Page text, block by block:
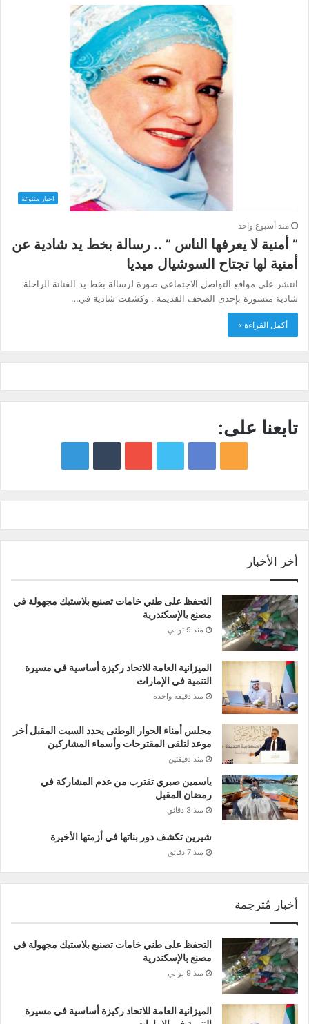
اخبار متنوعة
منذ أسبوع واحد
” أمنية لا يعرفها الناس ” .. رسالة بخط يد شادية عن
أمنية لها تجتاح السوشيال ميديا
انتشر على مواقع التواصل الاجتماعي صورة لرسالة بخط يد الفنانة الراحلة
شادية منشورة بإحدى الصحف القديمة . وكشفت شادية في…
أكمل القراءة »
تابعنا على:
أخر الأخبار
التحفظ على طني خامات تصنيع بلاستيك مجهولة في
مصنع بالإسكندرية
منذ 9 ثواني
الميزانية العامة للاتحاد ركيزة أساسية في مسيرة
التنمية في الإمارات
منذ دقيقة واحدة
مجلس أمناء الحوار الوطنى يحدد السبت المقبل أخر
موعد لتلقى المقترحات وأسماء المشاركين
منذ دقيقتين
ياسمين صبري تقترب من عدم المشاركة في
رمضان المقبل
منذ 3 دقائق
شيرين تكشف دور بناتها في أزمتها الأخيرة
منذ 7 دقائق
أخبار مُترجمة
التحفظ على طني خامات تصنيع بلاستيك مجهولة في
مصنع بالإسكندرية
منذ 9 ثواني
الميزانية العامة للاتحاد ركيزة أساسية في مسيرة